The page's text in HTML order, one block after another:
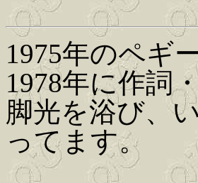
1975年のペギ
1978年に作詞
脚光を浴び、
ってます。